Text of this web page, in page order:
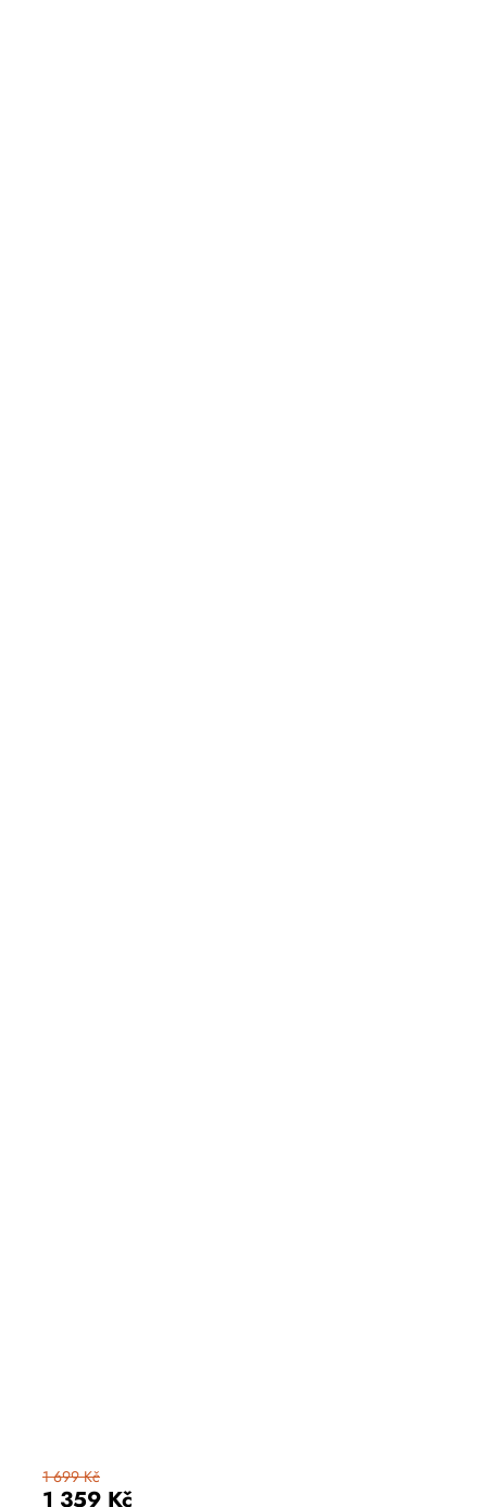
1 359 Kč
1 699 Kč